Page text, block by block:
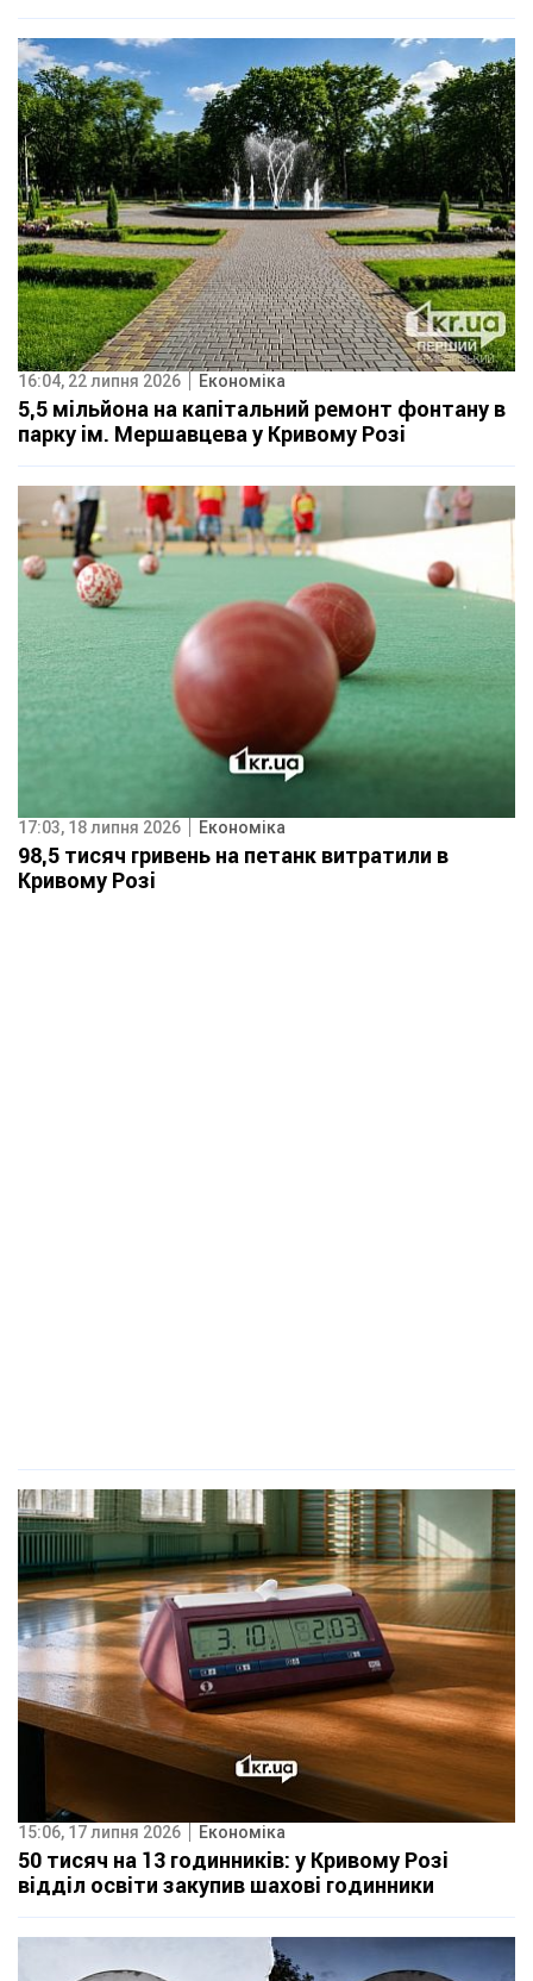
16:04, 22 липня 2026 Економіка
5,5 мільйона на капітальний ремонт фонтану в
парку ім. Мершавцева у Кривому Розі
17:03, 18 липня 2026 Економіка
98,5 тисяч гривень на петанк витратили в
Кривому Розі
15:06, 17 липня 2026 Економіка
50 тисяч на 13 годинників: у Кривому Розі
відділ освіти закупив шахові годинники